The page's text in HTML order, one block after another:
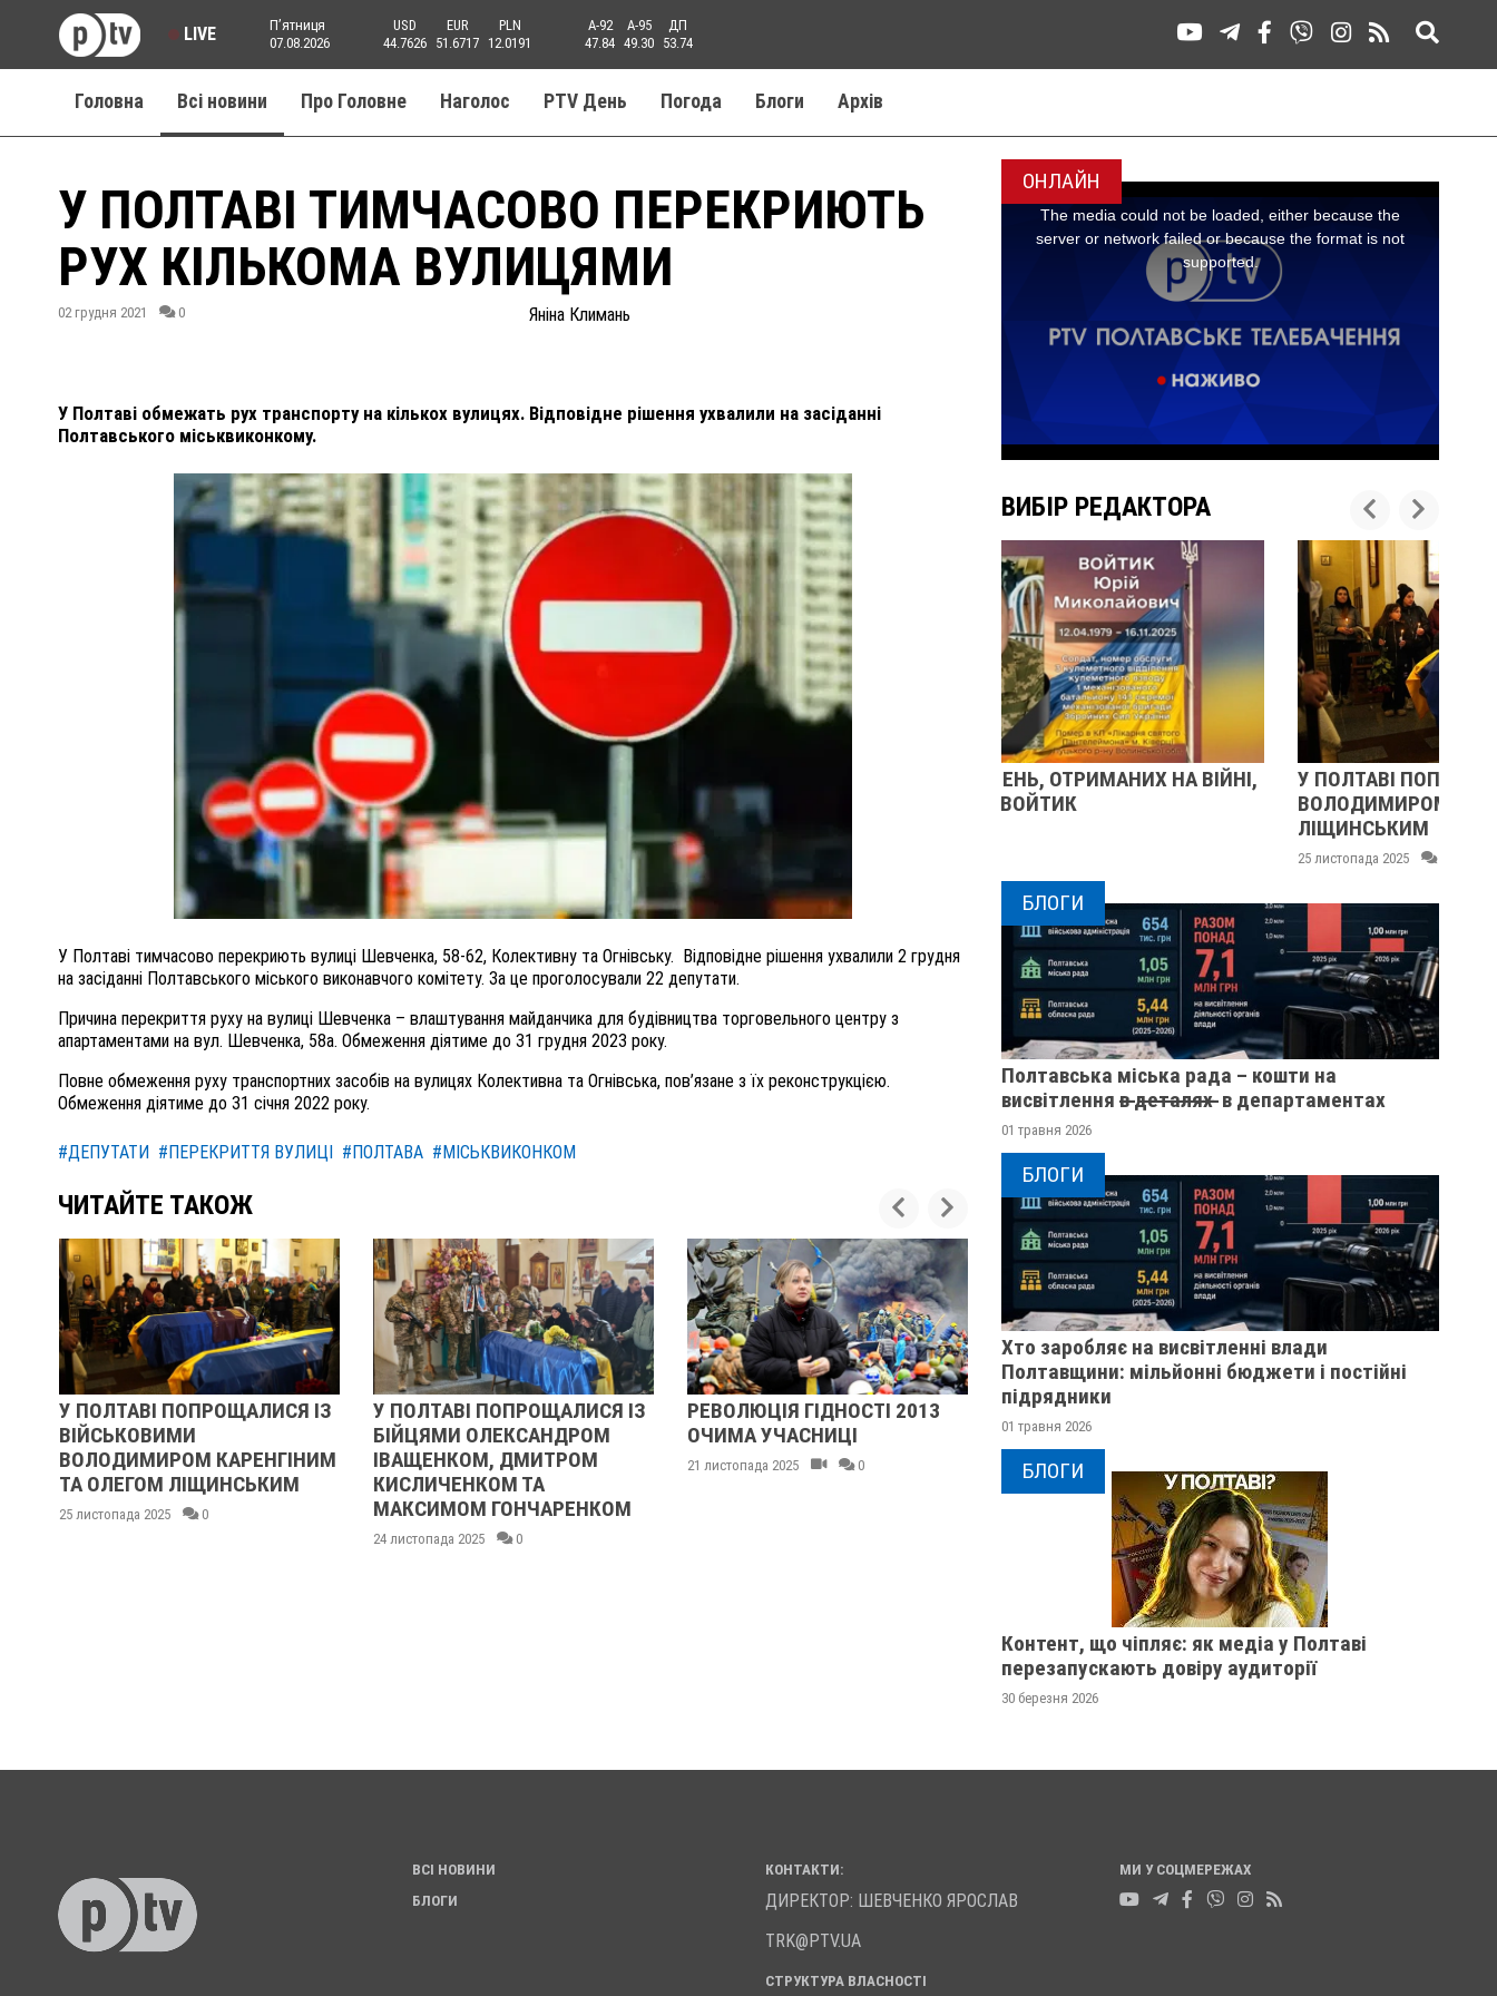
LIVE
Пʼятниця
07.08.2026
USD
44.7626
EUR
51.6717
PLN
12.0191
A-92
47.84
A-95
49.30
ДП
53.74
Головна Всі новини Про Головне Наголос PTV День Погода Блоги Aрхів
У ПОЛТАВІ ТИМЧАСОВО ПЕРЕКРИЮТЬ
РУХ КІЛЬКОМА ВУЛИЦЯМИ
02 грудня 2021 0 Яніна Климань
У Полтаві обмежать рух транспорту на кількох вулицях. Відповідне рішення ухвалили на засіданні
Полтавського міськвиконкому.
У Полтаві тимчасово перекриють вулиці Шевченка, 58-62, Колективну та Огнівську. Відповідне рішення ухвалили 2 грудня
на засіданні Полтавського міського виконавчого комітету. За це проголосували 22 депутати.
Причина перекриття руху на вулиці Шевченка – влаштування майданчика для будівництва торговельного центру з
апартаментами на вул. Шевченка, 58а. Обмеження діятиме до 31 грудня 2023 року.
Повне обмеження руху транспортних засобів на вулицях Колективна та Огнівська, пов’язане з їх реконструкцією.
Обмеження діятиме до 31 січня 2022 року.
#ДЕПУТАТИ #ПЕРЕКРИТТЯ ВУЛИЦІ #ПОЛТАВА #МІСЬКВИКОНКОМ
ЧИТАЙТЕ ТАКОЖ
У ПОЛТАВІ ПОПРОЩАЛИСЯ ІЗ
ВІЙСЬКОВИМИ
ВОЛОДИМИРОМ КАРЕНГІНИМ
ТА ОЛЕГОМ ЛІЩИНСЬКИМ
25 листопада 2025 0
У ПОЛТАВІ ПОПРОЩАЛИСЯ ІЗ
БІЙЦЯМИ ОЛЕКСАНДРОМ
ІВАЩЕНКОМ, ДМИТРОМ
КИСЛИЧЕНКОМ ТА
МАКСИМОМ ГОНЧАРЕНКОМ
24 листопада 2025 0
РЕВОЛЮЦІЯ ГІДНОСТІ 2013
ОЧИМА УЧАСНИЦІ
21 листопада 2025 0
ЖІНКА ШТОВХНУЛА
ТЦКАШНИКА ПІД МАШИНУ -
МАШИНА НАЇХАЛА ЙОМУ НА
НОГУ
21 листопада 2025 0
20 листопада 2025
ОНЛАЙН
ВИБІР РЕДАКТОРА
ПОЛІЦІЯ ПОЛТАВЩИНИ РОЗШУКУЄ 62-РІЧНУ
ЛЮДМИЛУ ТИМЧЕНКО
0
ВНАСЛІДОК ПОРАНЕНЬ, ОТРИМАНИХ НА ВІЙНІ,
ПОМЕР ВОЇН ЮРІЙ ВОЙТИК
25 листопада 2025 0
У ПОЛТАВІ ПОПРОЩАЛИСЯ ІЗ ВІЙСЬКОВИМИ
ВОЛОДИМИРОМ КАРЕНГІНИМ ТА ОЛЕГОМ
БЛОГИ
Полтавська міська рада – кошти на
висвітлення в̶ ̶д̶е̶т̶а̶л̶я̶х̶ ̶ в департаментах
01 травня 2026
БЛОГИ
Хто заробляє на висвітленні влади
Полтавщини: мільйонні бюджети і постійні
підрядники
01 травня 2026
БЛОГИ
Контент, що чіпляє: як медіа у Полтаві
перезапускають довіру аудиторії
30 березня 2026
ВСІ НОВИНИ
БЛОГИ
КОНТАКТИ:
ДИРЕКТОР: ШЕВЧЕНКО ЯРОСЛАВ
TRK@PTV.UA
СТРУКТУРА ВЛАСНОСТІ
МИ У СОЦМЕРЕЖАХ